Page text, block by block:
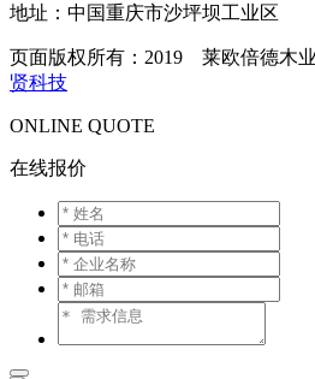
地址：中国重庆市沙坪坝工业区
页面版权所有：2019 莱欧倍德木业
贤科技
ONLINE QUOTE
在线报价